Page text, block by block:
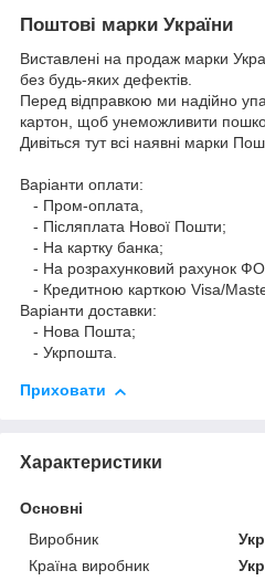
Поштові марки України
Виставлені на продаж марки
без будь-яких дефектів.
Перед відправкою ми надійно
картон, щоб унеможливити
Дивіться тут всі наявні марки
Варіанти оплати:
- Пром-оплата,
- Післяплата Нової Пошти;
- На картку банка;
- На розрахунковий рахунок
- Кредитною карткою Visa/
Варіанти доставки:
- Нова Пошта;
- Укрпошта.
Приховати
Характеристики
Основні
Виробник
Країна виробник